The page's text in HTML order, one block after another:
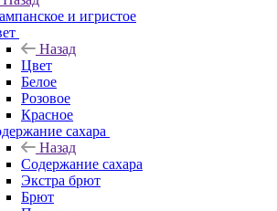
и игристое
Назад
Цвет
Белое
Розовое
Красное
сахара
Назад
Содержание сахара
Экстра брют
Брют